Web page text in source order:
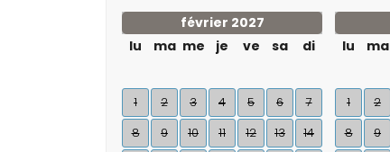
février 2027
lu
ma me je ve sa di
1 2 3 4 5 6
7
8
9 10 11 12 13
14
lu
ma
1 2
8
9